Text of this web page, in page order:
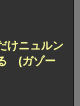
けニュルン
(ガゾー